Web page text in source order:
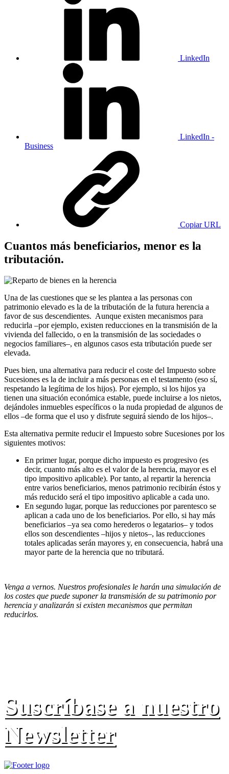
LinkedIn
LinkedIn -
Business
Copiar URL
Cuantos más beneficiarios, menor es la
tributación.
Una de las cuestiones que se les plantea a las personas con
patrimonio elevado es la de la tributación de la futura herencia a
favor de sus descendientes. Aunque existen mecanismos para
reducirla –por ejemplo, existen reducciones en la transmisión de la
vivienda del fallecido, o en la transmisión de las sociedades o
negocios familiares–, en algunos casos esta tributación puede ser
elevada.
Pues bien, una alternativa para reducir el coste del Impuesto sobre
Sucesiones es la de incluir a más personas en el testamento (eso sí,
respetando la legítima de los hijos). Por ejemplo, si los hijos ya
tienen una situación económica estable, puede incluirse a los nietos,
dejándoles inmuebles específicos o la nuda propiedad de algunos de
ellos –de forma que el uso y disfrute seguirá siendo de los hijos–.
Esta alternativa permite reducir el Impuesto sobre Sucesiones por los
siguientes motivos:
En primer lugar, porque dicho impuesto es progresivo (es
decir, cuanto más alto es el valor de la herencia, mayor es el
tipo impositivo aplicable). Por tanto, al repartir la herencia
entre varios beneficiarios, menos patrimonio recibirán éstos y
más reducido será el tipo impositivo aplicable a cada uno.
En segundo lugar, porque las reducciones por parentesco se
aplican a cada uno de los beneficiarios. Por ello, si hay más
beneficiarios –ya sea como herederos o legatarios– y todos
ellos son descendientes –hijos y nietos–, las reducciones
totales aplicadas serán mayores y, en consecuencia, habrá una
mayor parte de la herencia que no tributará.
Venga a vernos. Nuestros profesionales le harán una simulación de
los costes que puede suponer la transmisión de su patrimonio por
herencia y analizarán si existen mecanismos que permitan
reducirlos.
Suscríbase a nuestro
Newsletter